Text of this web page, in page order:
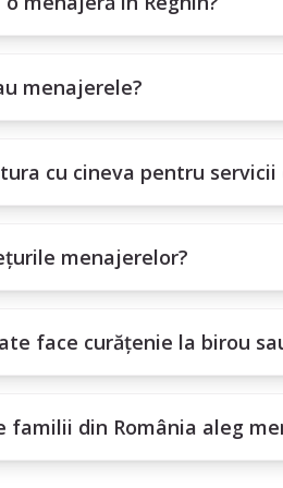
menajerele?
cu cineva pentru
menajerelor?
face curățenie la birou
familii din România aleg